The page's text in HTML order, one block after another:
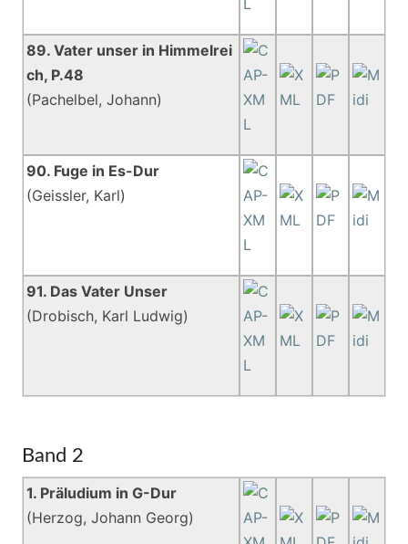
89. Vater unser in Himmelrei
ch, P.48
(Pachelbel, Johann)
90. Fuge in Es-Dur
(Geissler, Karl)
91. Das Vater Unser
(Drobisch, Karl Ludwig)
Band 2
1. Präludium in G-Dur
(Herzog, Johann Georg)